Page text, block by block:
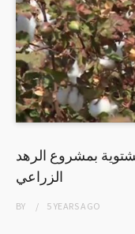
بمشروع الرهد
الزراعي
BY 5 YEARSAGO